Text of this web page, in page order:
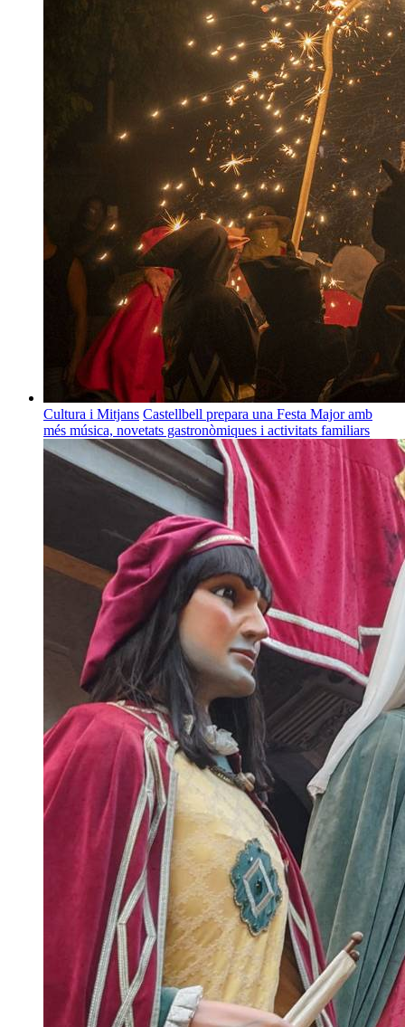
Cultura i Mitjans Castellbell prepara una Festa Major amb
més música, novetats gastronòmiques i activitats familiars